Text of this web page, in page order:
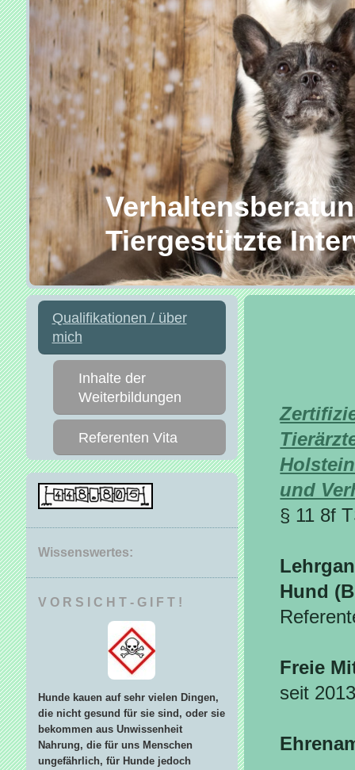
Tiergestützte
Holstein
und
§ 11 8f
Hund
Freie
seit
Qualifikationen / über
mich
Inhalte der
Weiterbildungen
Referenten Vita
Wissenswertes:
V O R S I C H T - G I F T !
Hunde kauen auf sehr vielen Dingen,
die nicht gesund für sie sind, oder sie
bekommen aus Unwissenheit
Nahrung, die für uns Menschen
ungefährlich, für Hunde jedoch